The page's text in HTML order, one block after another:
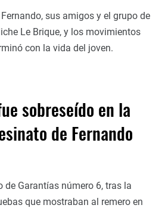
sus amigos y el grupo de
Le Brique, y los movimientos
con la vida del joven.
sobreseído en la
de Fernando
Garantías número 6, tras la
que mostraban al remero en